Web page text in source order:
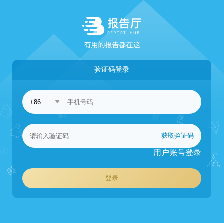
验证码登录
获取验证码
用户账号登录
登录